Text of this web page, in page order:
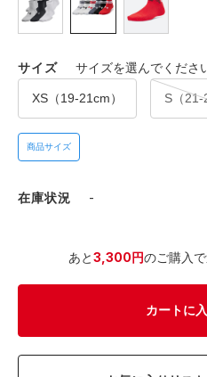
サイズ サイズを選んでくださ
XS（19-21cm） S（21-
商品サイズ
在庫状況 -
あと3,300円のご購入
カートに